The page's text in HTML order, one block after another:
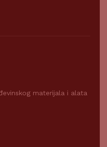
materijala i alata